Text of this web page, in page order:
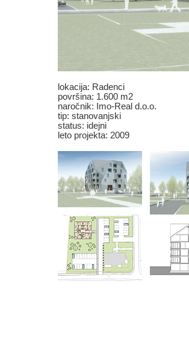
lokacija: Radenci
površina: 1.600 m2
naročnik:
Imo-Real d.o.o.
tip: stanovanjski
status: idejni
leto projekta: 2009